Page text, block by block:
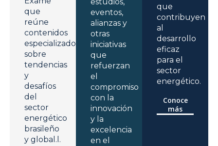
que
reúne
contenidos
especializados
sobre
tendencias
y
desafíos
del
sector
energético
brasileño
y global.l.
estudios,
eventos,
alianzas y
otras
iniciativas
que
refuerzan
el
compromiso
con la
innovación
y la
excelencia
en el
que
contribuyen
al
desarrollo
eficaz
para el
sector
energético.
Conoce
más